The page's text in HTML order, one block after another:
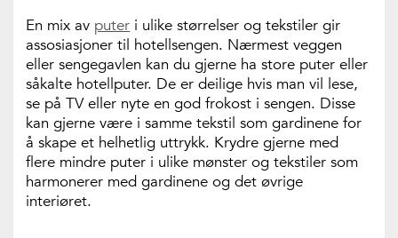
En mix av puter i ulike størrelser og tekstiler gir
assosiasjoner til hotellsengen. Nærmest veggen
eller sengegavlen kan du gjerne ha store puter eller
såkalte hotellputer. De er deilige hvis man vil lese,
se på TV eller nyte en god frokost i sengen. Disse
kan gjerne være i samme tekstil som gardinene for
å skape et helhetlig uttrykk. Krydre gjerne med
flere mindre puter i ulike mønster og tekstiler som
harmonerer med gardinene og det øvrige
interiøret.